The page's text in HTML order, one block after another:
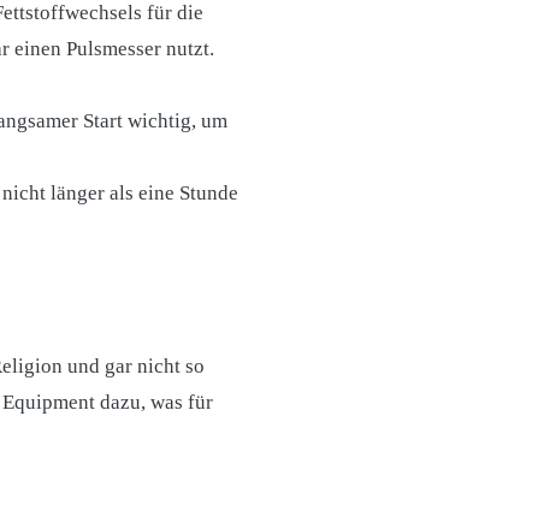
für die
Pulsmesser nutzt.
Start wichtig, um
länger als eine Stunde
und gar nicht so
dazu, was für